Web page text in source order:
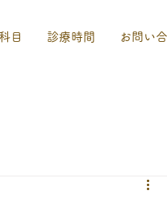
目 診療時間 お問い